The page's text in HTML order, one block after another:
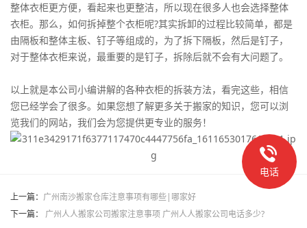
整体衣柜更方便，看起来也更整洁，所以现在很多人也会选择整体
衣柜。那么，如何拆掉整个衣柜呢?其实拆卸的过程比较简单，都是
由隔板和整体主板、钉子等组成的，为了拆下隔板，然后是钉子，
对于整体衣柜来说，最重要的是钉子，拆除后就不会有大问题了。
以上就是本公司小编讲解的各种衣柜的拆装方法，看完这些，相信
您已经学会了很多。如果您想了解更多关于搬家的知识，您可以浏
览我们的网站，我们会为您提供更专业的服务！
上一篇： 广州南沙搬家仓库注意事项有哪些|哪家好
下一篇：
广州人人搬家公司搬家注意事项 广州人人搬家公司电话多少?
电话